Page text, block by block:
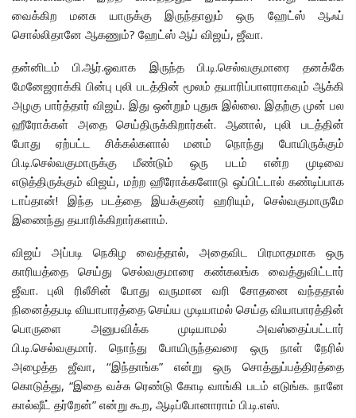
வைக்கிற மனசு யாருக்கு இருந்தாலும் ஒரு ஹேட்ஸ் ஆஃப்
சொல்லிதானே ஆகணும்? ஹேட்ஸ் ஆப் விஜய், ஜீவா.
தன்னிடம் பி.ஆர்.ஓவாக இருந்த பி.டி.செல்வகுமாரை தனக்கே
மேனேஜராக்கி பின்பு புலி படத்தின் மூலம் தயாரிப்பாளராகவும் ஆக்கி
அழகு பார்த்தார் விஜய். இது ஒன்றும் புதுசு இல்லை. இதற்கு முன் பல
ஹீரோக்கள் அதை செய்திருக்கிறார்கள். ஆனால், புலி படத்தின்
போது ஏற்பட்ட சிக்கல்களால் மனம் நொந்து போயிருக்கும்
பி.டி.செல்வகுமாருக்கு மீண்டும் ஒரு படம் என்ற முடிவை
எடுத்திருக்கும் விஜய், மற்ற ஹீரோக்களோடு ஒப்பிட்டால் கண்டிப்பாக
டாப்தான்! இந்த படத்தை இயக்குனர் ஹரியும், செல்வகுமாருமே
இணைந்து தயாரிக்கிறார்களாம்.
விஜய் அப்படி நெகிழ வைத்தால், அதைவிட பிரமாதமாக ஒரு
காரியத்தை செய்து செல்வகுமாரை கண்கலங்க வைத்துவிட்டார்
ஜீவா. புலி ரிலீசின் போது வருமான வரி சோதனை வந்ததால்
நினைத்தபடி வியாபாரத்தை செய்ய முடியாமல் செய்த வியாபாரத்தின்
பொருளை அனுபவிக்க முடியாமல் அவஸ்தைப்பட்டார்
பி.டி.செல்வகுமார். நொந்து போயிருந்தவரை ஒரு நாள் நேரில்
அழைத்த ஜீவா, ‘‘இந்தாங்க” என்று ஒரு சொத்துப்பத்திரத்தை
கொடுத்து, “இதை வச்சு ரெண்டு கோடி வாங்கி படம் எடுங்க. நானே
கால்ஷீட் தர்றேன்” என்று கூற, ஆடிப்போனாராம் பி.டி.எஸ்.